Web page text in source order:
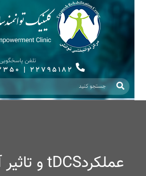
تلفن پاسخگویی:
22795182
|
عملکردtDCS و تاثیر آن بر مغز